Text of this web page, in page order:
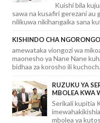
Kuishi bila
sawa na kusafiri gerezani au
nilikuwa nikihangaika sana
KISHINDO CHA
amewataka viongozi wa
maonesho ya Nane Nane
bidhaa za korosho ili
RUZUKU YA
MBOLEA KWA
Serikali kupitia
mbolea ya